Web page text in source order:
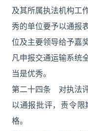
及其所属执法机构工
秀的单位要予以通报
位及主要领导给予嘉奖
凡申报交通运输系统
当是优秀。
第二十四条 对执法
以通报批评，责令
格。